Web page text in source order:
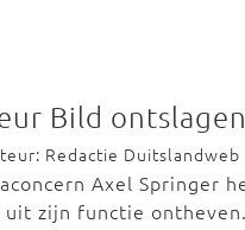
Bild
Redactie Duitslandweb
Axel Springer
uit zijn functie